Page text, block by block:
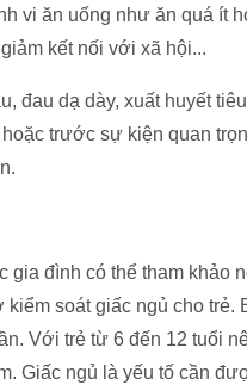
vi ăn uống như ăn quá ít
kết nối với xã hội...
đau dạ dày, xuất huyết
trước sự kiện quan
đình có thể tham khảo
soát giấc ngủ cho trẻ.
Với trẻ từ 6 đến 12 tuổi
Giấc ngủ là yếu tố cần